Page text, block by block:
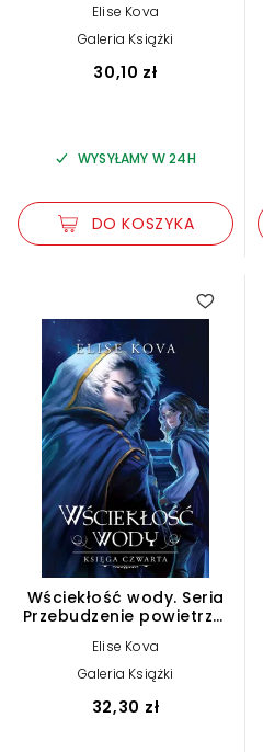
Elise Kova
Galeria Książki
30,10 zł
WYSYŁAMY W 24H
DO KOSZYKA
Wściekłość wody. Seria
Przebudzenie powietrza.
Elise Kova
Galeria Książki
32,30 zł